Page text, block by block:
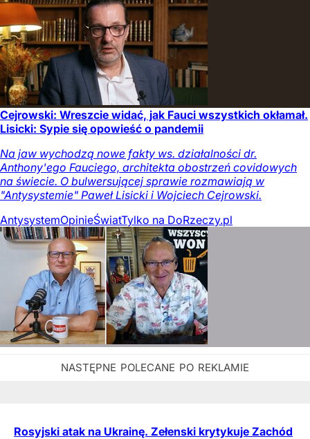
Cejrowski: Wreszcie widać, jak Fauci wszystkich okłamał.
Lisicki: Sypie się opowieść o pandemii
Na jaw wychodzą nowe fakty ws. działalności dr.
Anthony'ego Fauciego, architekta obostrzeń covidowych
na świecie. O bulwersującej sprawie rozmawiają w
"Antysystemie" Paweł Lisicki i Wojciech Cejrowski.
AntysystemOpinieŚwiatTylko na DoRzeczy.pl
Rosyjski atak na Ukrainę. Zełenski krytykuje Zachód